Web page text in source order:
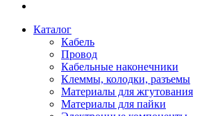
Каталог
Кабель
Провод
Кабельные наконечники
Клеммы, колодки, разъемы
Материалы для жгутования
Материалы для пайки